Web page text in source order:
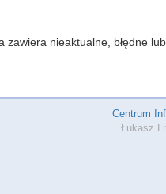
zawiera nieaktualne, błędne
Centrum
Łukasz